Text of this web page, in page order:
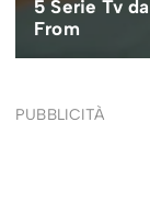
PUBBLICITÀ